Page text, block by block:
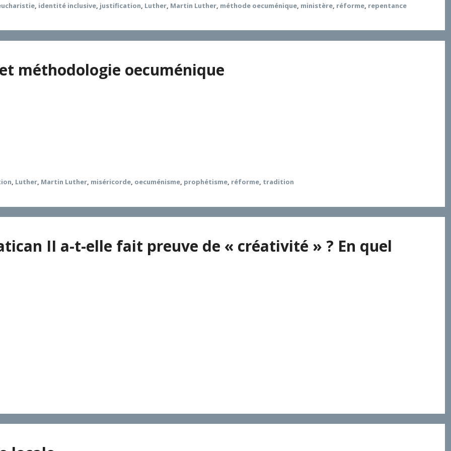
identité inclusive justification Luther Martin Luther méthode oecuménique ministère réforme repentance
méthodologie oecuménique
, Luther, Martin Luther, miséricorde, oecuménisme, prophétisme, réforme, tradition
II a-t-elle fait preuve de « créativité » ? En quel